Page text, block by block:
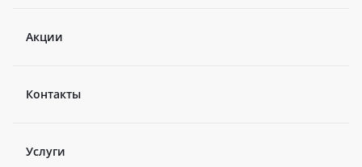
Акции
Контакты
Услуги